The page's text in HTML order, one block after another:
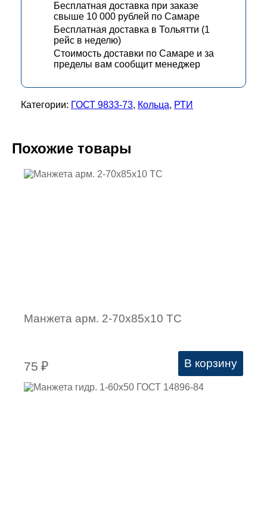
Бесплатная доставка при заказе
свыше 10 000 рублей по Самаре
Бесплатная доставка в Тольятти (1
рейс в неделю)
Стоимость доставки по Самаре и за
пределы вам сообщит менеджер
Категории: ГОСТ 9833-73, Кольца, РТИ
Похожие товары
Манжета арм. 2-70х85х10 ТС
75 ₽ В корзину